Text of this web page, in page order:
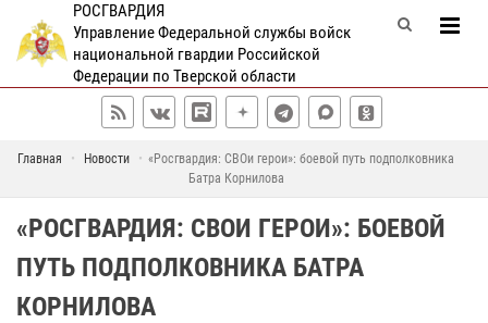
РОСГВАРДИЯ
Управление Федеральной службы войск
национальной гвардии Российской
Федерации по Тверской области
Главная Новости
«Росгвардия: СВОи герои»: боевой путь подполковника
Батра Корнилова
«РОСГВАРДИЯ: СВОИ ГЕРОИ»: БОЕВОЙ
ПУТЬ ПОДПОЛКОВНИКА БАТРА
КОРНИЛОВА